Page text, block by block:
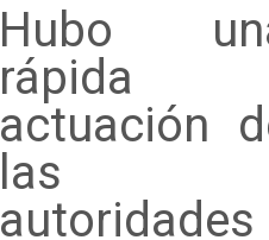
Hubo
rápida
actuación
las
autoridades